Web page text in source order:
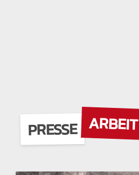
PRESSE ARBEIT